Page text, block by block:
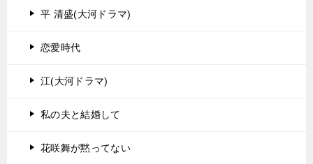
平 清盛(大河ドラマ)
恋愛時代
江(大河ドラマ)
私の夫と結婚して
花咲舞が黙ってない